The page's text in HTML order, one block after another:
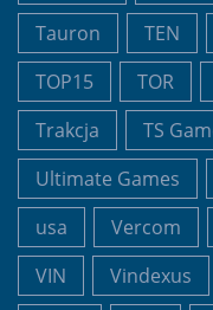
Tauron
TEN
TOP15
TOR
Trakcja
TS
Ultimate Games
usa
Vercom
VIN
Vindexus